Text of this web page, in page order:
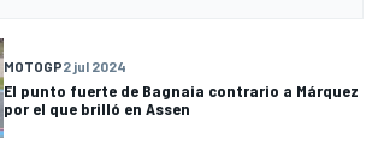
MOTOGP2 jul 2024
El punto fuerte de Bagnaia contrario a Márquez
por el que brilló en Assen